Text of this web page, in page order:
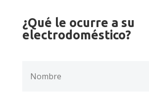
¿Qué le ocurre a su
electrodoméstico?